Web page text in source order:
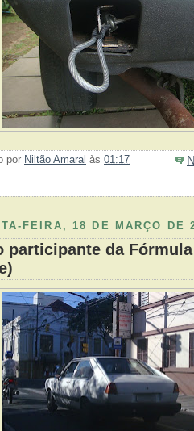
por Niltão Amaral às 01:17
FEIRA, 18 DE MARÇO DE
participante da